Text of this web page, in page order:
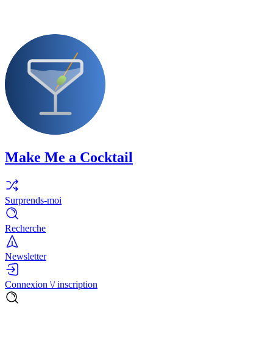
Make Me a Cocktail
Surprends-moi
Recherche
Newsletter
Connexion \/ inscription